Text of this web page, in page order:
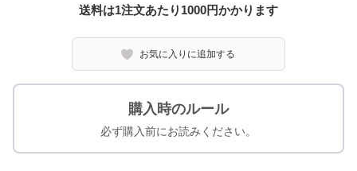
送料は1注文あたり 1000円かかります
お気に入りに追加する
購入時のルール
必ず購入前にお読みください。